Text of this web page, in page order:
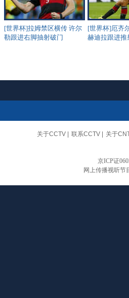
[世界杯]拉姆禁区横传 许尔
勒跟进右脚抽射破门
[世界杯]厄齐
赫迪拉跟进推
关于CCTV 联系CCTV 关于
京ICP证
网上传播视听节